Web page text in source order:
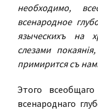
необходимо,
всенародное
языческихъ на
слезами
примирится съ
Этого
всенароднаго